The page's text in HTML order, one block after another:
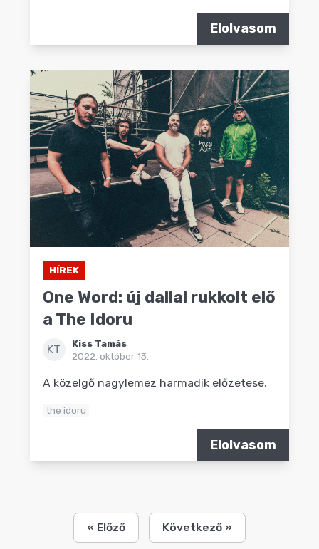
Elolvasom
HÍREK
One Word: új dallal rukkolt elő
a The Idoru
KT
Kiss Tamás
2022. október 13.
A közelgő nagylemez harmadik előzetese.
the idoru
Elolvasom
« Előző Következő »